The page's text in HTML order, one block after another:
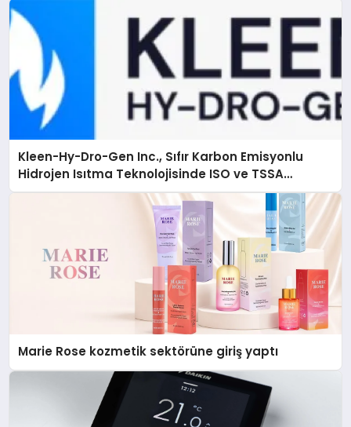
Kleen-Hy-Dro-Gen Inc., Sıfır Karbon Emisyonlu
Hidrojen Isıtma Teknolojisinde ISO ve TSSA
Düzenleyici Onaylarını Aldı
Marie Rose kozmetik sektörüne giriş yaptı